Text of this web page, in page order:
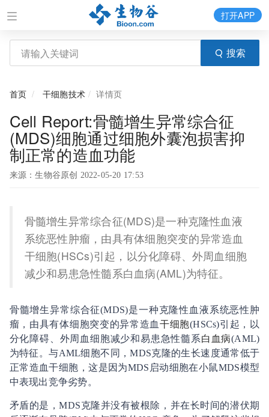
搜索
打开APP
首页 干细胞技术 详情页
Cell Report:骨髓增生异常综合征
(MDS)细胞通过细胞外囊泡损害抑
制正常的造血功能
来源：生物谷原创 2022-05-20 17:53
骨髓增生异常综合征(MDS)是一种克隆性血液
系统恶性肿瘤，由具有体细胞突变的异常造血
干细胞(HSCs)引起，以分化障碍、外周血细胞
减少和易患急性髓系白血病(AML)为特征。
骨髓增生异常综合征(MDS)是一种克隆性血液系统恶性肿
瘤，由具有体细胞突变的异常造血干细胞(HSCs)引起，以
分化障碍、外周血细胞减少和易患急性髓系白血病(AML)
为特征。与AML细胞不同，MDS克隆的生长速度通常低于
正常造血干细胞，这是因为MDS启动细胞在小鼠MDS模型
中表现出竞争劣势。
矛盾的是，MDS克隆并没有被根除，并在长时间的潜伏期